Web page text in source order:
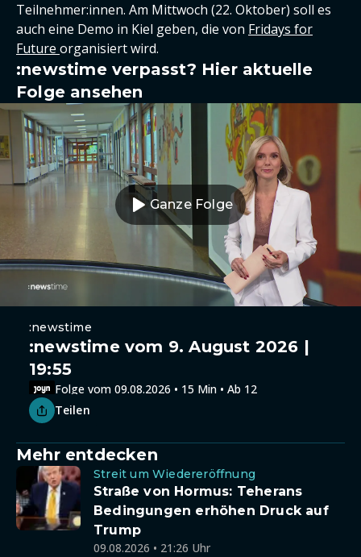
Teilnehmer:innen. Am Mittwoch (22. Oktober) soll es
auch eine Demo in Kiel geben, die von Fridays for
Future organisiert wird.
:newstime verpasst? Hier aktuelle
Folge ansehen
Ganze Folge
:newstime
:newstime vom 9. August 2026 |
19:55
Folge vom 09.08.2026 • 15 Min • Ab 12
Teilen
Mehr entdecken
Streit um Wiedereröffnung
Straße von Hormus: Teherans
Bedingungen erhöhen Druck auf
Trump
09.08.2026 • 21:26 Uhr